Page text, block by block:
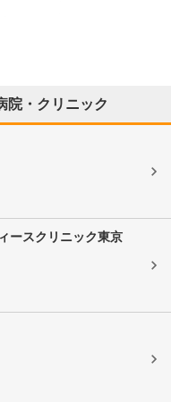
院・クリニック
ースクリニック東京